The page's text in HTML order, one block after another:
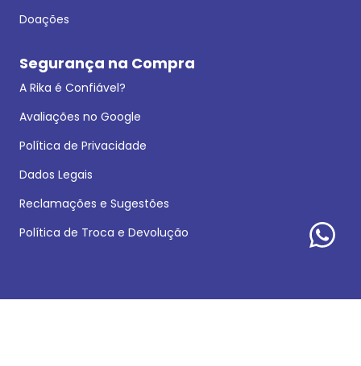
Doações
Segurança na Compra
A Rika é Confiável?
Avaliações no Google
Política de Privacidade
Dados Legais
Reclamações e Sugestões
Política de Troca e Devolução
Formas de pagamento